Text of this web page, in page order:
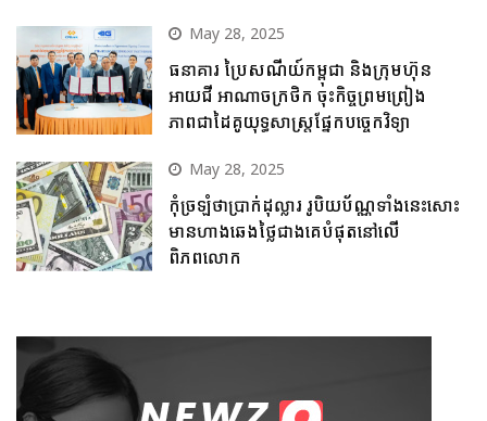
May 28, 2025
ធនាគារ ប្រៃសណីយ៍កម្ពុជា និងក្រុមហ៊ុន
អាយជី អាណាចក្រថិក ចុះកិច្ចព្រមព្រៀង
ភាពជាដៃគូយុទ្ធសាស្ត្រផ្នែកបច្ចេកវិទ្យា
May 28, 2025
កុំច្រឡំថាប្រាក់ដុល្លារ រូបិយប័ណ្ណទាំងនេះសោះ
មានហាងឆេងថ្លៃជាងគេបំផុតនៅលើ
ពិភពលោក